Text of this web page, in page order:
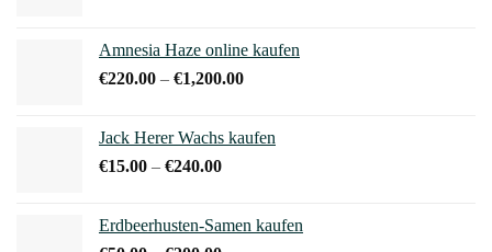
€700.00
Amnesia Haze online kaufen
€220.00 – €1,200.00Preisspanne:
€1,200.00
Jack Herer Wachs kaufen
€15.00 – €240.00Preisspanne:
€240.00
Erdbeerhusten-Samen kaufen